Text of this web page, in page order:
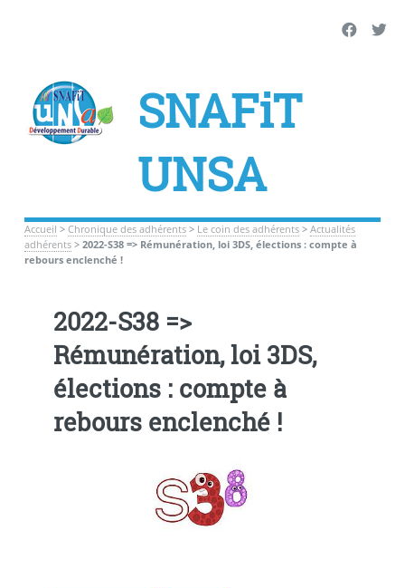
SNAFiT
UNSA
Accueil > Chronique des adhérents> Le coin des adhérents> Actualités
adhérents> 2022-S38 => Rémunération, loi 3DS, élections : compte à
rebours enclenché !
2022-S38 =>
Rémunération, loi 3DS,
élections : compte à
rebours enclenché !